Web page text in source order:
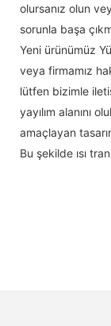
olursanız olun
sorunla başa
Yeni ürünümüz
veya firmamız
lütfen bizimle
yayılım alanını
amaçlayan
Bu şekilde ısı